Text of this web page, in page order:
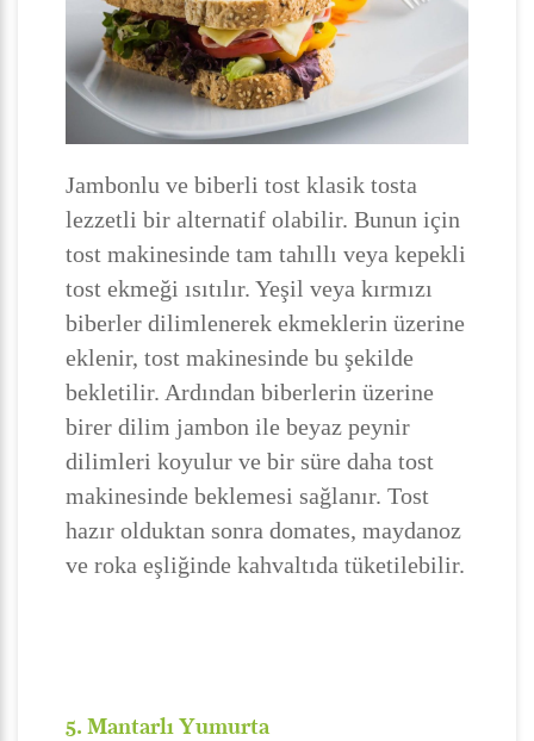
Jambonlu ve biberli tost klasik tosta
lezzetli bir alternatif olabilir. Bunun için
tost makinesinde tam tahıllı veya kepekli
tost ekmeği ısıtılır. Yeşil veya kırmızı
biberler dilimlenerek ekmeklerin üzerine
eklenir, tost makinesinde bu şekilde
bekletilir. Ardından biberlerin üzerine
birer dilim jambon ile beyaz peynir
dilimleri koyulur ve bir süre daha tost
makinesinde beklemesi sağlanır. Tost
hazır olduktan sonra domates, maydanoz
ve roka eşliğinde kahvaltıda tüketilebilir.
5. Mantarlı Yumurta